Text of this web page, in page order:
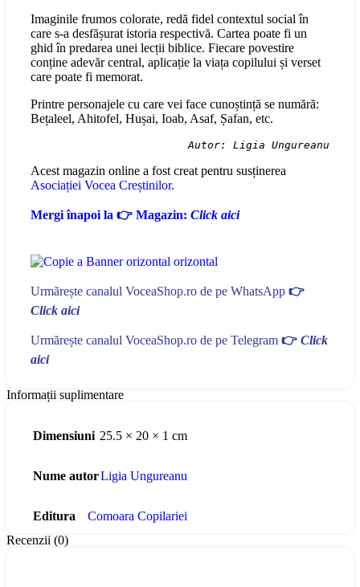
Imaginile frumos colorate, redă fidel contextul social în
care s-a desfășurat istoria respectivă. Cartea poate fi un
ghid în predarea unei lecții biblice. Fiecare povestire
conține adevăr central, aplicație la viața copilului și verset
care poate fi memorat.
Printre personajele cu care vei face cunoștință se numără:
Bețaleel, Ahitofel, Hușai, Ioab, Asaf, Șafan, etc.
Autor: Ligia Ungureanu
Acest magazin online a fost creat pentru susținerea
Asociației Vocea Creștinilor.
Mergi înapoi la 👉 Magazin: Click aici
Urmărește canalul VoceaShop.ro de pe WhatsApp 👉
Click aici
Urmărește canalul VoceaShop.ro de pe Telegram 👉 Click
aici
Informații suplimentare
Dimensiuni 25.5 × 20 × 1 cm
Nume autorLigia Ungureanu
Editura
Comoara Copilariei
Recenzii (0)